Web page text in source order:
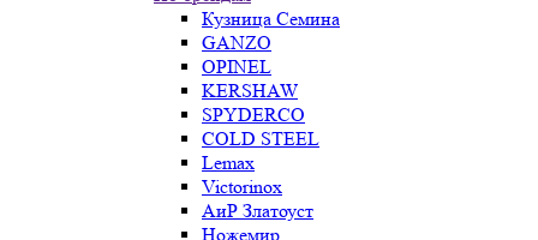
Кузница Семина
GANZO
OPINEL
KERSHAW
SPYDERCO
COLD STEEL
Lemax
Victorinox
АиР Златоуст
Ножемир